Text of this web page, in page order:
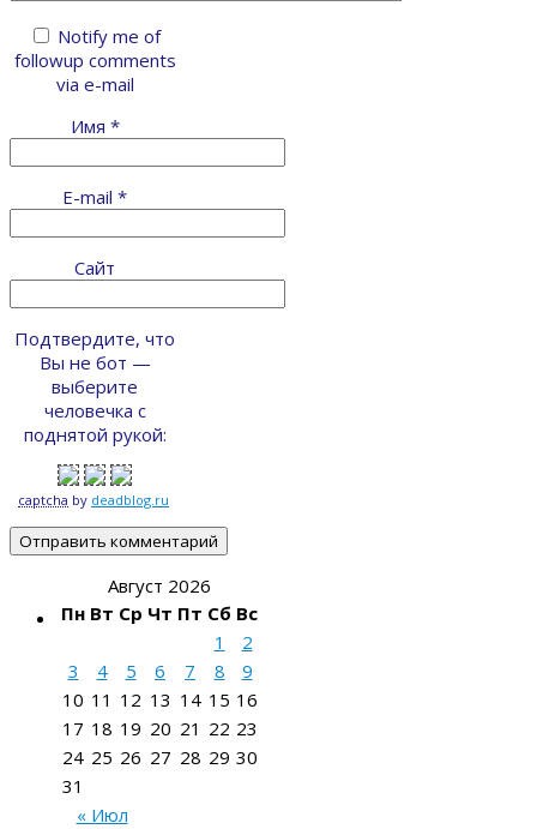
Notify me of
followup comments
via e-mail
Имя *
E-mail *
Сайт
Подтвердите, что
Вы не бот —
выберите
человечка с
поднятой рукой:
captcha by deadblog.ru
Август 2026
Пн Вт Ср Чт Пт Сб Вс
« Июл
1
2
3
4 5 6 7 8
9
10 11 12 13 14 15 16
17 18 19 20 21 22 23
24 25 26 27 28 29 30
31